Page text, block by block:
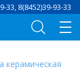
33, 8(8452)39-93-33
керамическая